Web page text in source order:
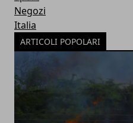
Negozi
Italia
ARTICOLI POPOLARI